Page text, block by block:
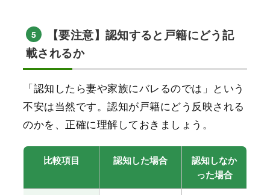
5
【要注意】認知すると戸籍にどう記
載されるか
「認知したら妻や家族にバレるのでは」という
不安は当然です。認知が戸籍にどう反映される
のかを、正確に理解しておきましょう。
比較項目 認知した場合
認知しなか
った場合